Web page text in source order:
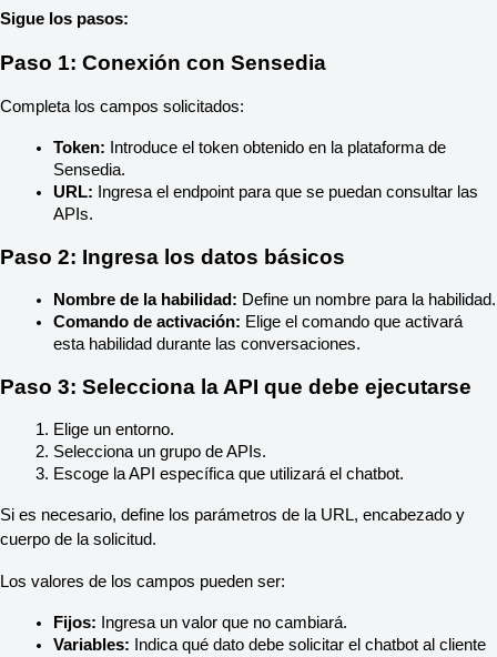
Sigue los pasos:
Paso 1: Conexión con Sensedia
Completa los campos solicitados:
Token: Introduce el token obtenido en la plataforma de
Sensedia.
URL: Ingresa el endpoint para que se puedan consultar las
APIs.
Paso 2: Ingresa los datos básicos
Nombre de la habilidad: Define un nombre para la habilidad.
Comando de activación: Elige el comando que activará
esta habilidad durante las conversaciones.
Paso 3: Selecciona la API que debe ejecutarse
Elige un entorno.
Selecciona un grupo de APIs.
Escoge la API específica que utilizará el chatbot.
Si es necesario, define los parámetros de la URL, encabezado y
cuerpo de la solicitud.
Los valores de los campos pueden ser:
Fijos: Ingresa un valor que no cambiará.
Variables: Indica qué dato debe solicitar el chatbot al cliente